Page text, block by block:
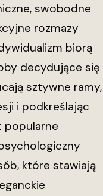
swobodne
rozmazy
biorą
decydujące się
sztywne ramy,
i podkreślając
popularne
które stawiają